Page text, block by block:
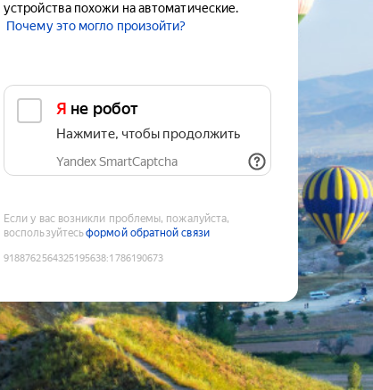
устройства похожи на автоматические.
Почему это могло произойти?
Я не робот
Нажмите, чтобы продолжить
Yandex SmartCaptcha
Если у вас возникли проблемы, пожалуйста,
воспользуйтесьформой обратной связи
9188762564325195638:1786190673